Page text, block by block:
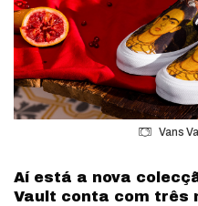
Vans
Aí está a nova
Vault conta com três